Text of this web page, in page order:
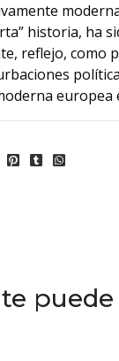
historia, ha
reflejo, como
europea